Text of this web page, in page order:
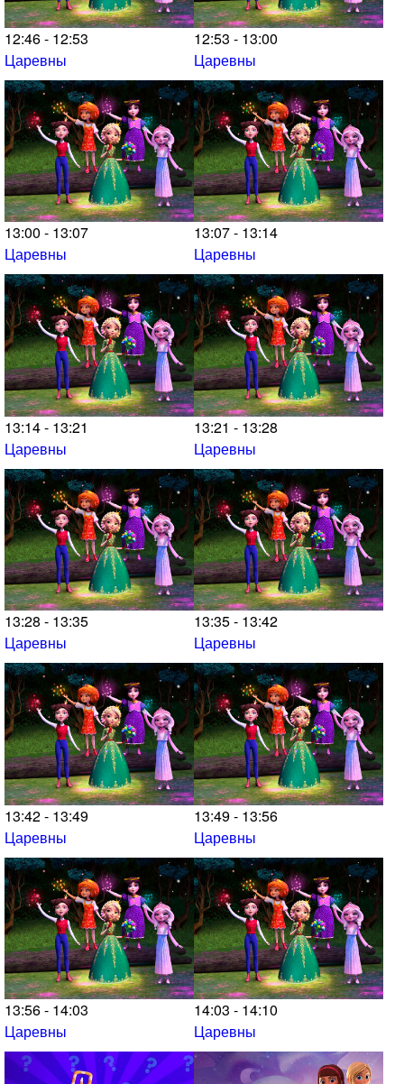
12:46 - 12:53
Царевны
12:53 - 13:00
Царевны
13:00 - 13:07
Царевны
13:07 - 13:14
Царевны
13:14 - 13:21
Царевны
13:21 - 13:28
Царевны
13:28 - 13:35
Царевны
13:35 - 13:42
Царевны
13:42 - 13:49
Царевны
13:49 - 13:56
Царевны
13:56 - 14:03
Царевны
14:03 - 14:10
Царевны